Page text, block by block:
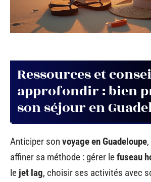
Ressources et
approfondir : bien
son séjour en
Anticiper son voyage en Guadeloupe
affiner sa méthode : gérer lefuseau
le jet lag, choisir ses activités avec